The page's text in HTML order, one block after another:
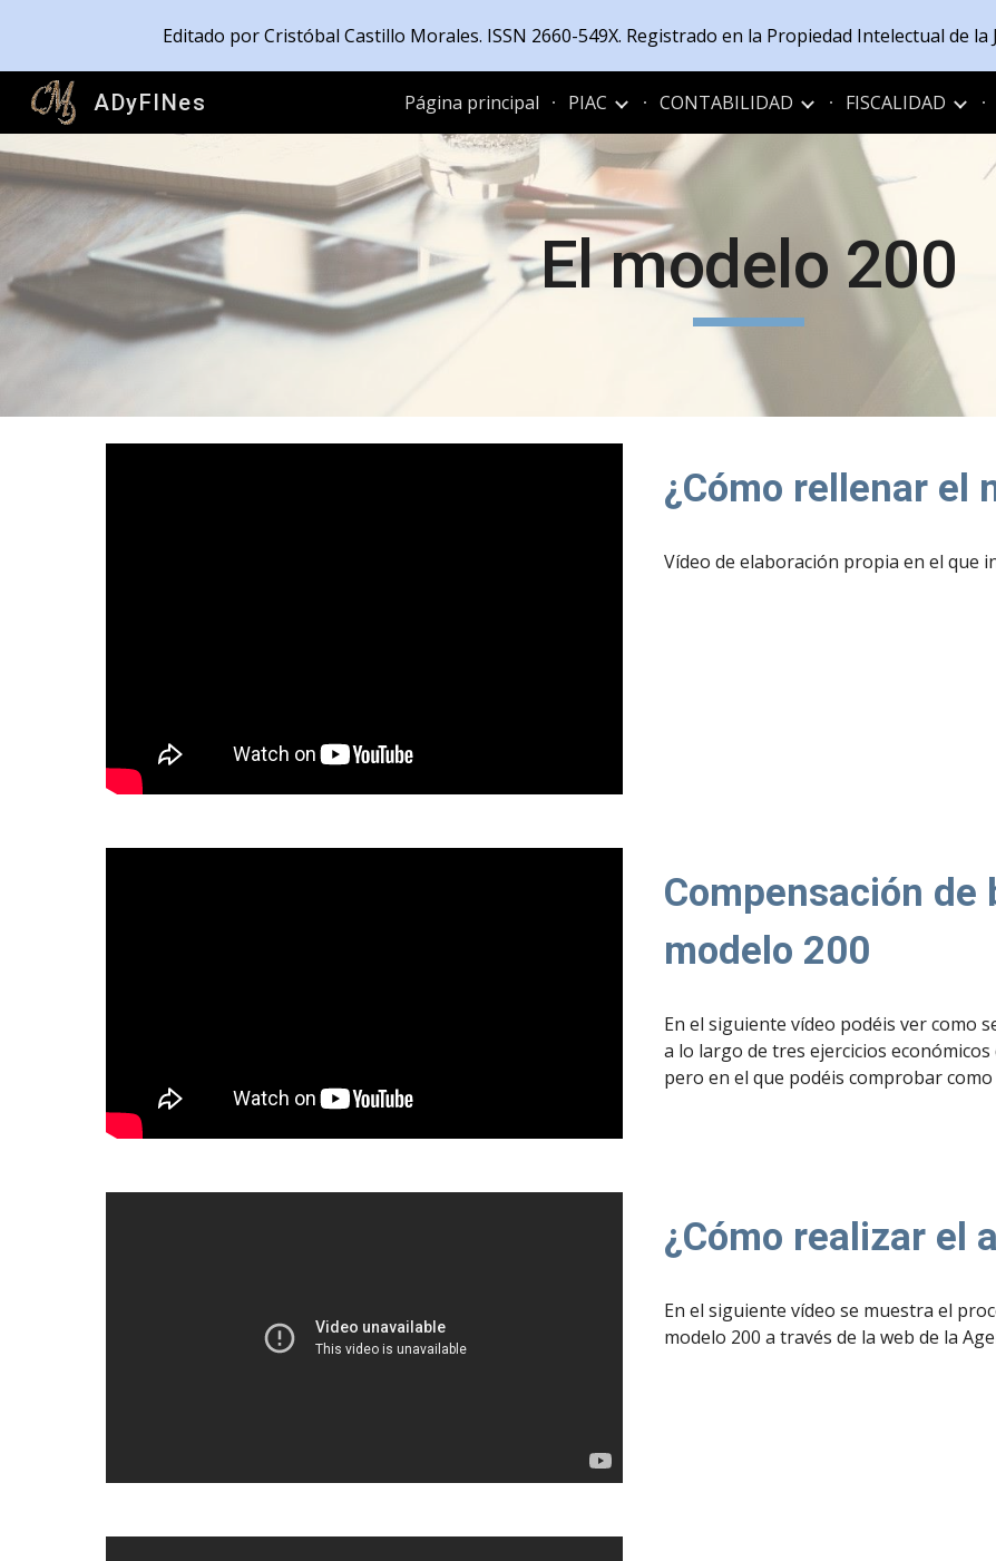
Skip to main content Skip to
Editado por Cristóbal Castillo Morales. ISSN 2660-549X. Registrado en la Propiedad Intelectual de
ADyFINes Página principal PIAC CONTABILIDAD FISCALIDAD
El modelo 200
¿Cómo rellenar el
Vídeo de elaboración propia en el que
Compensación de
modelo 200
En el siguiente vídeo podéis ver como
a lo largo de tres ejercicios
pero en el que podéis comprobar
¿Cómo realizar el
En el siguiente vídeo se muestra el
modelo 200 a través de la web de la